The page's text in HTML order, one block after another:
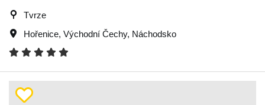
Tvrze
Hořenice, Východní Čechy, Náchodsko